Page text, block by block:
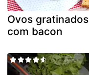
Ovos gratinados
com bacon